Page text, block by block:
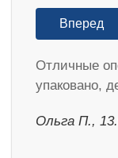
Вперед
Отличные
упаковано,
Ольга П.,